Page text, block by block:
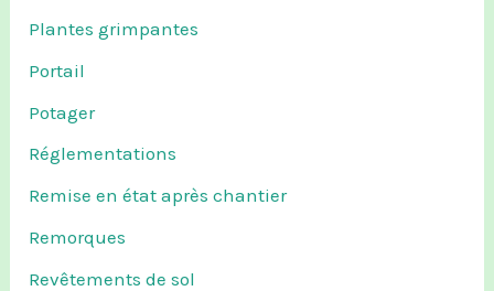
Plantes grimpantes
Portail
Potager
Réglementations
Remise en état après chantier
Remorques
Revêtements de sol